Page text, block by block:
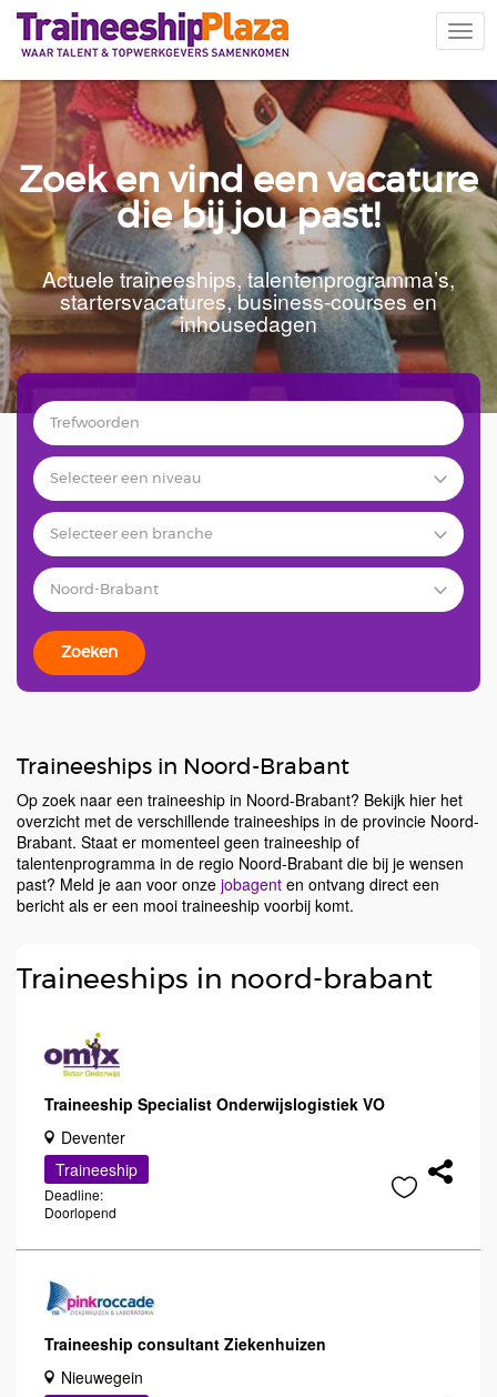
Overslaan
naar
inhoud
gaan
Zoek en vind een vacature
die bij jou past!
Actuele traineeships, talentenprogramma’s,
startersvacatures, business-courses en
inhousedagen
Zoeken
Traineeships in Noord-Brabant
Op zoek naar een traineeship in Noord-Brabant? Bekijk hier het
overzicht met de verschillende traineeships in de provincie Noord-
Brabant. Staat er momenteel geen traineeship of
talentenprogramma in de regio Noord-Brabant die bij je wensen
past? Meld je aan voor onze jobagent en ontvang direct een
bericht als er een mooi traineeship voorbij komt.
Traineeships in noord-brabant
Traineeship Specialist Onderwijslogistiek VO
Deventer
Traineeship
Deadline:
Doorlopend
Traineeship consultant Ziekenhuizen
Nieuwegein